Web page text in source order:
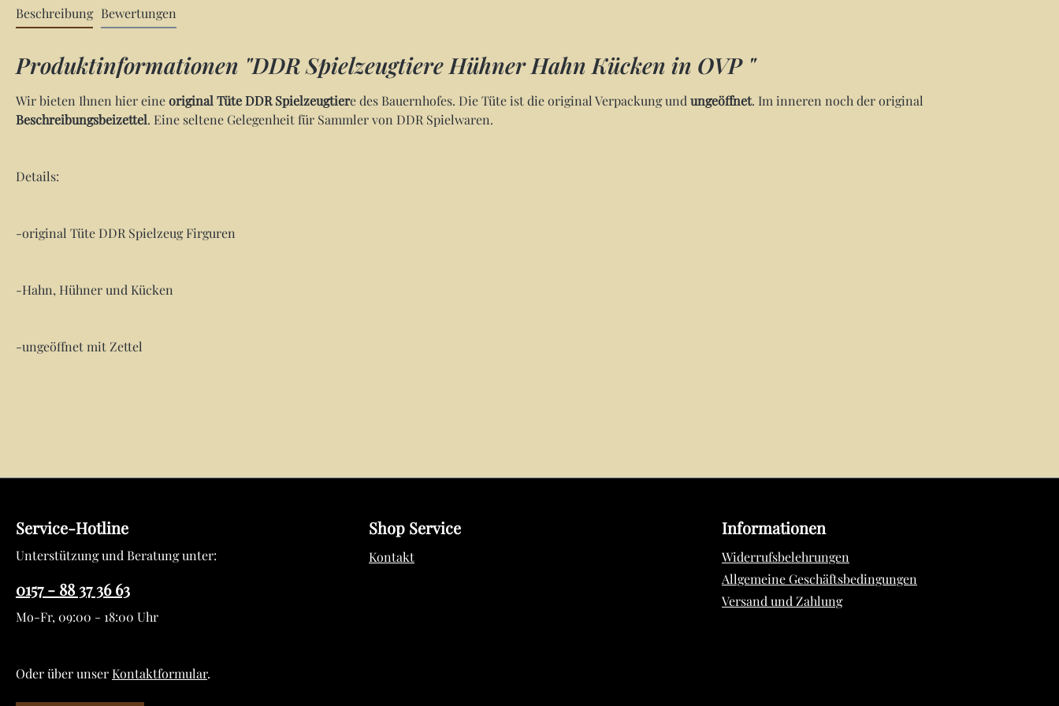
Beschreibung Bewertungen
Produktinformationen "DDR Spielzeugtiere Hühner Hahn Kücken in OVP "
Wir bieten Ihnen hier eineoriginal Tüte DDR Spielzeugtiere des Bauernhofes. Die Tüte ist die original Verpackung und ungeöffnet. Im inneren noch der original
Beschreibungsbeizettel. Eine seltene Gelegenheit für Sammler von DDR Spielwaren.
Details:
-original Tüte DDR Spielzeug Firguren
-Hahn, Hühner und Kücken
-ungeöffnet mit Zettel
Service-Hotline
Unterstützung und Beratung unter:
0157 - 88 37 36 63
Mo-Fr, 09:00 - 18:00 Uhr
Oder über unserKontaktformular.
Shop Service
Kontakt
Informationen
Widerrufsbelehrungen
Allgemeine Geschäftsbedingungen
Versand und Zahlung